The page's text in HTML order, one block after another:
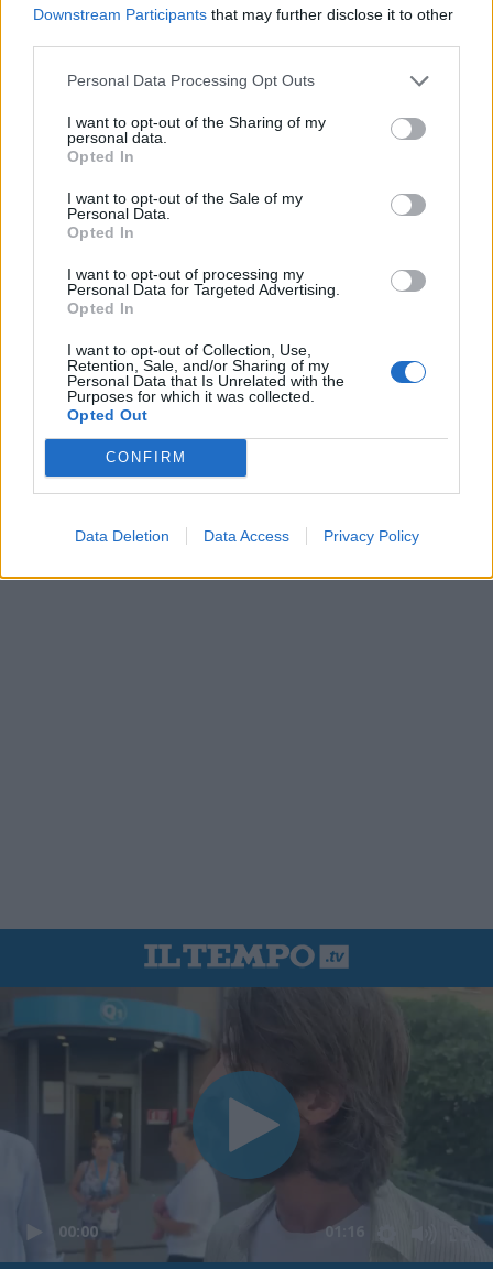
Downstream Participants that may further disclose it to other
Personal Data Processing Opt Outs
I want to opt-out of the Sharing of my
personal data.
Opted In
I want to opt-out of the Sale of my
Personal Data.
Opted In
I want to opt-out of processing my
Personal Data for Targeted Advertising.
Opted In
I want to opt-out of Collection, Use,
Retention, Sale, and/or Sharing of my
Personal Data that Is Unrelated with the
Purposes for which it was collected.
Opted Out
CONFIRM
Data Deletion Data Access Privacy Policy
00:00 01:16